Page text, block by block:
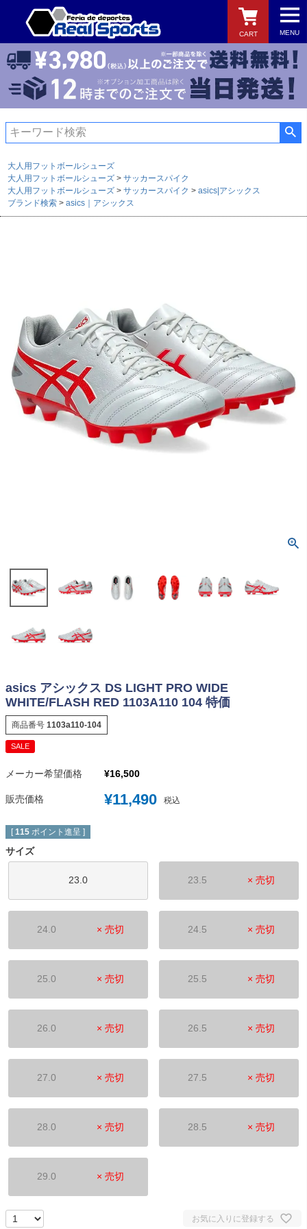
MENU
CART
検索
大人用フットボールシューズ
大人用フットボールシューズ
サッカースパイク
大人用フットボールシューズ
サッカースパイク
asics|アシックス
ブランド検索
asics｜アシックス
asics アシックス DS LIGHT PRO WIDE
WHITE/FLASH RED 1103A110 104 特価
商品番号 1103a110-104
SALE
メーカー希望価格 ¥16,500
販売価格 ¥11,490 税込
[ 115 ポイント進呈 ]
サイズ
23.0 23.5 × 売切
24.0 × 売切 24.5 × 売切
25.0 × 売切 25.5 × 売切
26.0 × 売切 26.5 × 売切
27.0 × 売切 27.5 × 売切
28.0 × 売切 28.5 × 売切
29.0 × 売切
お気に入りに登録する